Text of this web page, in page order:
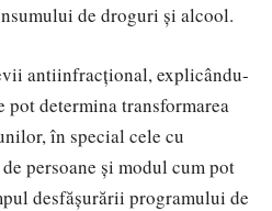
de droguri şi alcool.
antiinfracţional, explicându-
determina transformarea
în special cele cu
persoane şi modul cum pot
desfăşurării programului de